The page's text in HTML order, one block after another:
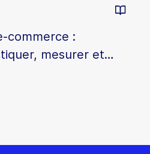
commerce :
mesurer et